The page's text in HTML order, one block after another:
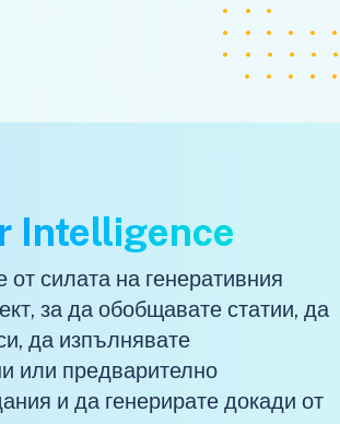
Intelligence
от силата на генеративния
за да обобщавате статии, да
да изпълнявате
или предварително
и да генерирате докади от